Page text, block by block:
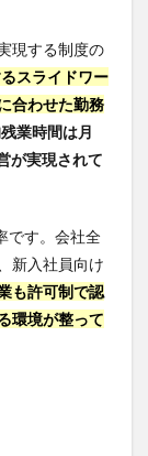
現する制度の
スライドワー
合わせた勤務
業時間は月
が実現されて
です。会社全
新入社員向け
も許可制で認
環境が整って